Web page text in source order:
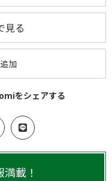
見る
加
をシェアする
載！